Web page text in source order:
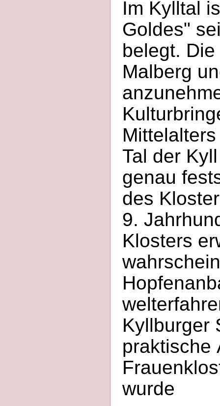
Im Kylltal
Goldes"
belegt.
Malberg
Tal der
genau
des
9.
Klosters
Kyllburger
praktische
wurde